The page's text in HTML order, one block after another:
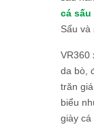
cá sấu
Sấu và
VR360
da bò,
trăn
biểu
giày cá